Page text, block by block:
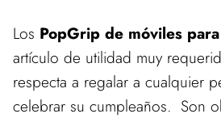
Los PopGrip de móviles
artículo de utilidad muy
respecta a regalar a cualquier
celebrar su cumpleaños. Son